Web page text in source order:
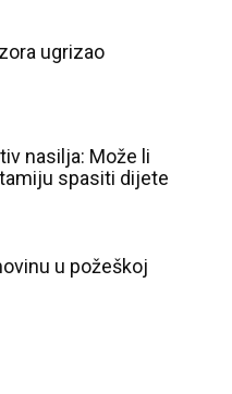
ugrizao
nasilja: Može li
spasiti dijete
u požeškoj